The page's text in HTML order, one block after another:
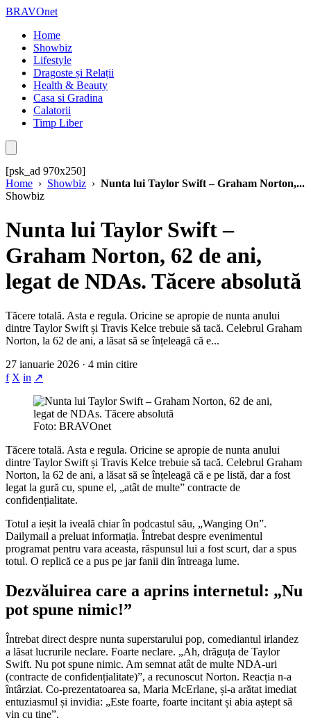
BRAVOnet
Home
Showbiz
Lifestyle
Dragoste și Relații
Health & Beauty
Casa si Gradina
Calatorii
Timp Liber
[psk_ad 970x250]
Home › Showbiz › Nunta lui Taylor Swift – Graham Norton,...
Showbiz
Nunta lui Taylor Swift –
Graham Norton, 62 de ani,
legat de NDAs. Tăcere absolută
Tăcere totală. Asta e regula. Oricine se apropie de nunta anului
dintre Taylor Swift și Travis Kelce trebuie să tacă. Celebrul Graham
Norton, la 62 de ani, a lăsat să se înțeleagă că e...
27 ianuarie 2026 · 4 min citire
f X in ↗
Foto: BRAVOnet
Tăcere totală. Asta e regula. Oricine se apropie de nunta anului
dintre Taylor Swift și Travis Kelce trebuie să tacă. Celebrul Graham
Norton, la 62 de ani, a lăsat să se înțeleagă că e pe listă, dar a fost
legat la gură cu, spune el, „atât de multe” contracte de
confidențialitate.
Totul a ieșit la iveală chiar în podcastul său, „Wanging On”.
Dailymail a preluat informația. Întrebat despre evenimentul
programat pentru vara aceasta, răspunsul lui a fost scurt, dar a spus
totul. O replică ce a pus pe jar fanii din întreaga lume.
Dezvăluirea care a aprins internetul: „Nu
pot spune nimic!”
Întrebat direct despre nunta superstarului pop, comediantul irlandez
a lăsat lucrurile neclare. Foarte neclare. „Ah, drăguța de Taylor
Swift. Nu pot spune nimic. Am semnat atât de multe NDA-uri
(contracte de confidențialitate)”, a recunoscut Norton. Reacția n-a
întârziat. Co-prezentatoarea sa, Maria McErlane, și-a arătat imediat
entuziasmul și invidia: „Este foarte, foarte incitant și abia aștept să
vin cu tine”.